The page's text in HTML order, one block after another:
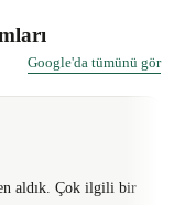
Google'da tümünü gör
aldık. Çok ilgili bir